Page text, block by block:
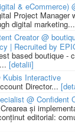
& eCommerce)
Project Manager
digital marketing...
Creator @
| Recruited by
based boutique -
[detalii]
Kubis Interactive
Director...
@ Confident
și
editorial: